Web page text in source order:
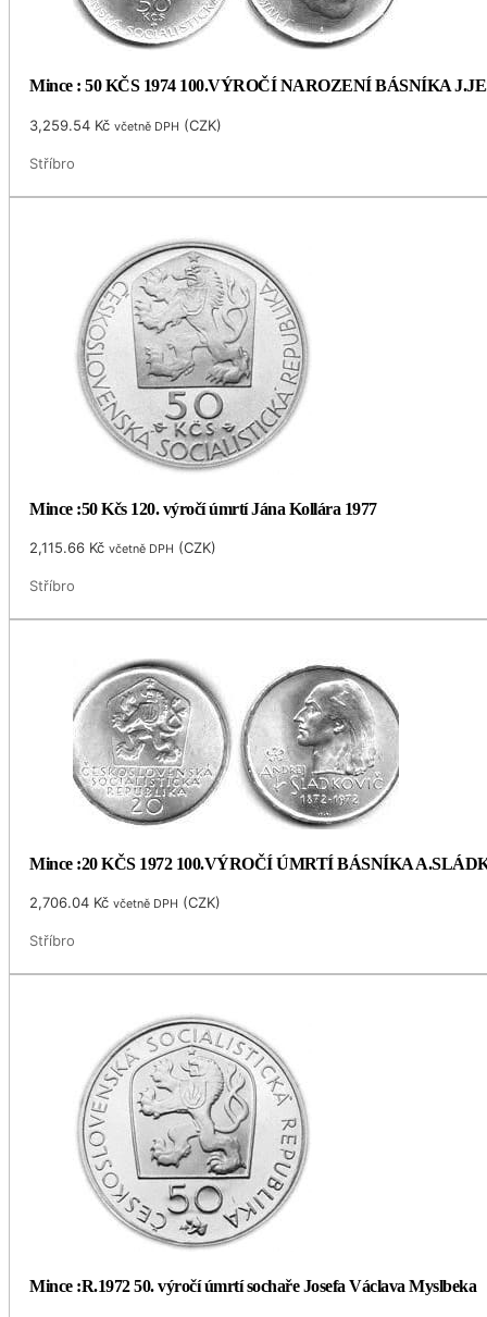
Mince : 50 KČS 1974 100.VÝROČÍ NAROZENÍ BÁSNÍKA
3,259.54 Kč včetně DPH (CZK)
Stříbro
Mince :50 Kčs 120. výročí úmrtí Jána Kollára 1977
2,115.66 Kč včetně DPH (CZK)
Stříbro
Mince :20 KČS 1972 100.VÝROČÍ ÚMRTÍ BÁSNÍKA
2,706.04 Kč včetně DPH (CZK)
Stříbro
Mince :R.1972 50. výročí úmrtí sochaře Josefa Václava Myslbeka